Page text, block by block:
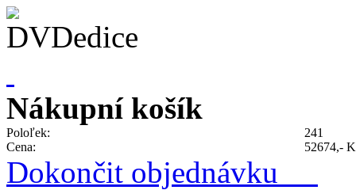
Nákupní košík
Poloľek:
241
Cena:
52674,-
Dokončit objednávku